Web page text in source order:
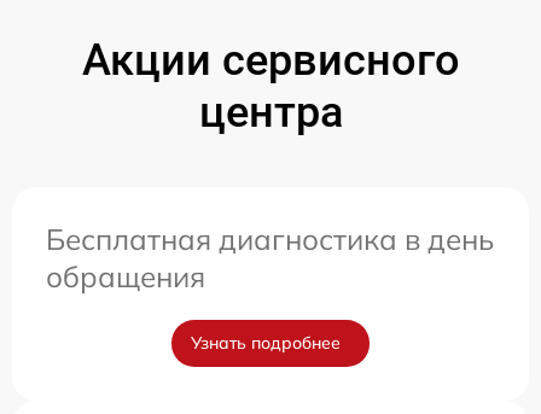
Акции сервисного
центра
Бесплатная диагностика в день
обращения
Узнать подробнее